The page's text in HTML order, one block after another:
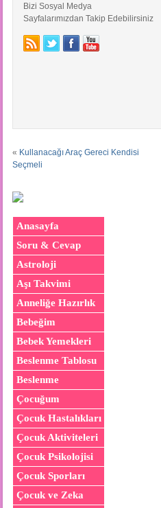
Bizi Sosyal Medya
Sayfalarımızdan Takip Edebilirsiniz
« Kullanacağı Araç Gereci Kendisi
Seçmeli
Anasayfa
Soru & Cevap
Astroloji
Aşı Takvimi
Anneliğe Hazırlık
Bebeğim
Bebek Yemekleri
Beslenme Tablosu
Beslenme
Çocuğum
Çocuk Hastalıkları
Çocuk Aktiviteleri
Çocuk Psikolojisi
Çocuk Sporları
Çocuk ve Zeka